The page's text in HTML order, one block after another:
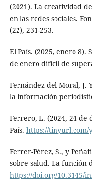
(2021). La creatividad
en las redes sociales.
(22), 231-253.
El País. (2025, enero 8).
de enero difícil de
Fernández del Moral, J.
la información
Ferrero, L. (2024, 24 de
País. https://tinyurl.com/
Ferrer-Pérez, S., y
sobre salud. La función
https://doi.org/10.3145/